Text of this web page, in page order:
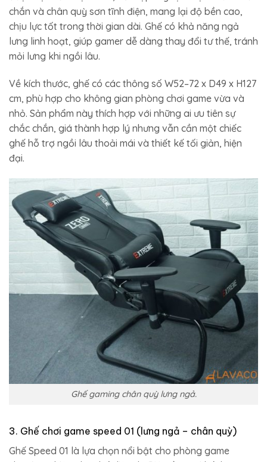
chắn và chân quỳ sơn tĩnh điện, mang lại độ bền cao,
chịu lực tốt trong thời gian dài. Ghế có khả năng ngả
lưng linh hoạt, giúp gamer dễ dàng thay đổi tư thế, tránh
mỏi lưng khi ngồi lâu.
Về kích thước, ghế có các thông số W52–72 x D49 x H127
cm, phù hợp cho không gian phòng chơi game vừa và
nhỏ. Sản phẩm này thích hợp với những ai ưu tiên sự
chắc chắn, giá thành hợp lý nhưng vẫn cần một chiếc
ghế hỗ trợ ngồi lâu thoải mái và thiết kế tối giản, hiện
đại.
Ghế gaming chân quỳ lưng ngả.
3. Ghế chơi game speed 01 (lưng ngả – chân quỳ)
Ghế Speed 01 là lựa chọn nổi bật cho phòng game